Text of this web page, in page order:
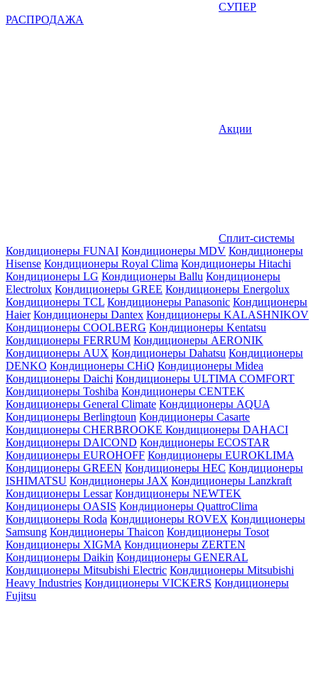
СУПЕР
РАСПРОДАЖА
Акции
Сплит-системы
Кондиционеры FUNAI Кондиционеры MDV Кондиционеры
Hisense Кондиционеры Royal Clima Кондиционеры Hitachi
Кондиционеры LG Кондиционеры Ballu Кондиционеры
Electrolux Кондиционеры GREE Кондиционеры Energolux
Кондиционеры TCL Кондиционеры Panasonic Кондиционеры
Haier Кондиционеры Dantex Кондиционеры KALASHNIKOV
Кондиционеры СOOLBERG Кондиционеры Kentatsu
Кондиционеры FERRUM Кондиционеры AERONIK
Кондиционеры AUX Кондиционеры Dahatsu Кондиционеры
DENKO Кондиционеры CHiQ Кондиционеры Midea
Кондиционеры Daichi Кондиционеры ULTIMA COMFORT
Кондиционеры Toshiba Кондиционеры CENTEK
Кондиционеры General Climate Кондиционеры AQUA
Кондиционеры Berlingtoun Кондиционеры Casarte
Кондиционеры CHERBROOKE Кондиционеры DAHACI
Кондиционеры DAICOND Кондиционеры ECOSTAR
Кондиционеры EUROHOFF Кондиционеры EUROKLIMA
Кондиционеры GREEN Кондиционеры HEC Кондиционеры
ISHIMATSU Кондиционеры JAX Кондиционеры Lanzkraft
Кондиционеры Lessar Кондиционеры NEWTEK
Кондиционеры OASIS Кондиционеры QuattroClima
Кондиционеры Roda Кондиционеры ROVEX Кондиционеры
Samsung Кондиционеры Thaicon Кондиционеры Tosot
Кондиционеры XIGMA Кондиционеры ZERTEN
Кондиционеры Daikin Кондиционеры GENERAL
Кондиционеры Mitsubishi Electric Кондиционеры Mitsubishi
Heavy Industries Кондиционеры VICKERS Кондиционеры
Fujitsu